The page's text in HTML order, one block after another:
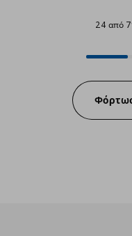
24 από
Progress: